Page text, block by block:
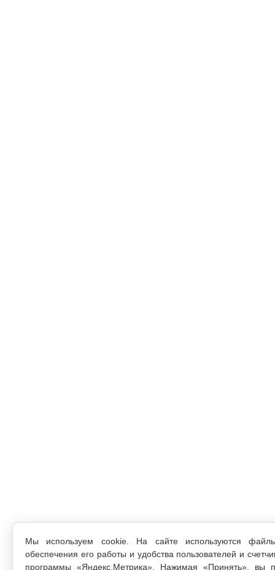
Мы используем cookie. На сайте используются
обеспечения его работы и удобства пользователей и
программы «Яндекс.Метрика». Нажимая «Принять», вы